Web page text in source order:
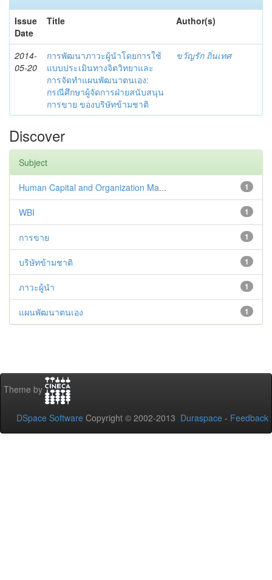
Issue
Date
Title Author(s)
2014-
05-20
การพัฒนาภาวะผู้นำโดยการใช้
แบบประเมินทางจิตวิทยาและ
การจัดทำแผนพัฒนาตนเอง:
กรณีศึกษาผู้จัดการฝ่ายสนับสนุน
การขาย ของบริษัทข้ามชาติ
ขวัญรัก ถิ่นเทศ
Discover
Subject
1
Human Capital and Organization Ma...
1
WBI
1
การขาย
1
บริษัทข้ามชาติ
1
ภาวะผู้นำ
1
แผนพัฒนาตนเอง
Theme by
DSpace Software Copyright © 2002-2013 Duraspace - Feedback